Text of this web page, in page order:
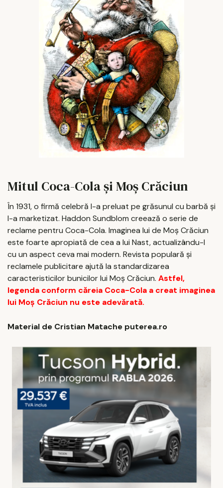
Mitul Coca-Cola și Moș Crăciun
În 1931, o firmă celebră l-a preluat pe grăsunul cu barbă și
l-a marketizat. Haddon Sundblom creează o serie de
reclame pentru Coca-Cola. Imaginea lui de Moș Crăciun
este foarte apropiată de cea a lui Nast, actualizându-l
cu un aspect ceva mai modern. Revista populară și
reclamele publicitare ajută la standardizarea
caracteristicilor bunicilor lui Moș Crăciun. Astfel,
legenda conform căreia Coca-Cola a creat imaginea
lui Moș Crăciun nu este adevărată.
Material de Cristian Matache puterea.ro